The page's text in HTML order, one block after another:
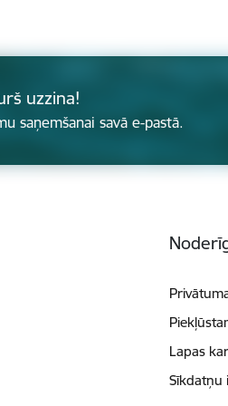
uzzina!
saņemšanai savā e-pastā.
Lapas
Sīkdatņu